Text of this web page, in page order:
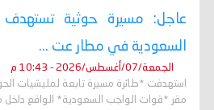
عاجل: مسيرة حوثية
السعودية في مطار عت ...
الجمعة/07/أغسطس/2026 - 10:43 م
استهدفت *طائرة مسيرة تابعة لمليشيات
مقر *قوات الواجب السعودية* الواقع